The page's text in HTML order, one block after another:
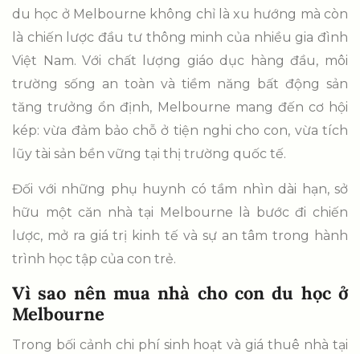
du học ở Melbourne không chỉ là xu hướng mà còn
là chiến lược đầu tư thông minh của nhiều gia đình
Việt Nam. Với chất lượng giáo dục hàng đầu, môi
trường sống an toàn và tiềm năng bất động sản
tăng trưởng ổn định, Melbourne mang đến cơ hội
kép: vừa đảm bảo chỗ ở tiện nghi cho con, vừa tích
lũy tài sản bền vững tại thị trường quốc tế.
Đối với những phụ huynh có tầm nhìn dài hạn, sở
hữu một căn nhà tại Melbourne là bước đi chiến
lược, mở ra giá trị kinh tế và sự an tâm trong hành
trình học tập của con trẻ.
Vì sao nên mua nhà cho con du học ở
Melbourne
Trong bối cảnh chi phí sinh hoạt và giá thuê nhà tại